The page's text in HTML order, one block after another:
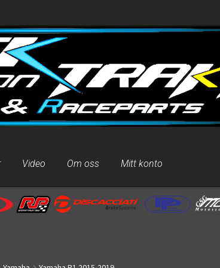
Video Om oss Mitt konto